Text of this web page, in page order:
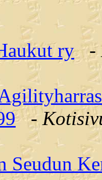
ry-
-
Seudun